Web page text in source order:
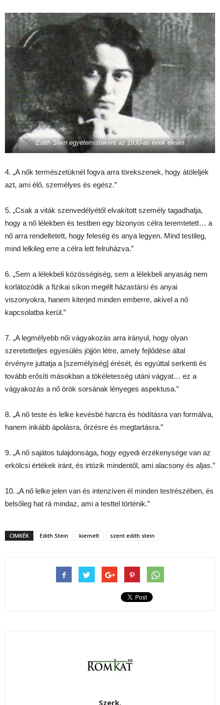
Edith Stein egyetemistaként az 1930-as évek elején
4. „A nők természetüknél fogva arra törekszenek, hogy átöleljék
azt, ami élő, személyes és egész.”
5. „Csak a viták szenvedélyétől elvakított személy tagadhatja,
hogy a nő lélekben és testben egy bizonyos célra teremtetett… a
nő arra rendeltetett, hogy feleség és anya legyen. Mind testileg,
mind lelkileg erre a célra lett felruházva.”
6. „Sem a lélekbeli közösségiség, sem a lélekbeli anyaság nem
korlátozódik a fizikai síkon megélt házastársi és anyai
viszonyokra, hanem kiterjed minden emberre, akivel a nő
kapcsolatba kerül.”
7. „A legmélyebb női vágyakozás arra irányul, hogy olyan
szeretetteljes egyesülés jöjjön létre, amely fejlődése által
érvényre juttatja a [személyiség] érését, és egyúttal serkenti és
tovább erősíti másokban a tökéletesség utáni vágyat… ez a
vágyakozás a nő örök sorsának lényeges aspektusa.”
8. „A nő teste és lelke kevésbé harcra és hódításra van formálva,
hanem inkább ápolásra, őrzésre és megtartásra.”
9. „A nő sajátos tulajdonsága, hogy egyedi érzékenysége van az
erkölcsi értékek iránt, és irtózik mindentől, ami alacsony és aljas.”
10. „A nő lelke jelen van és intenzíven él minden testrészében, és
belsőleg hat rá mindaz, ami a testtel történik.”
CIMKÉK Edith Stein kiemelt szent edith stein
Szerk.